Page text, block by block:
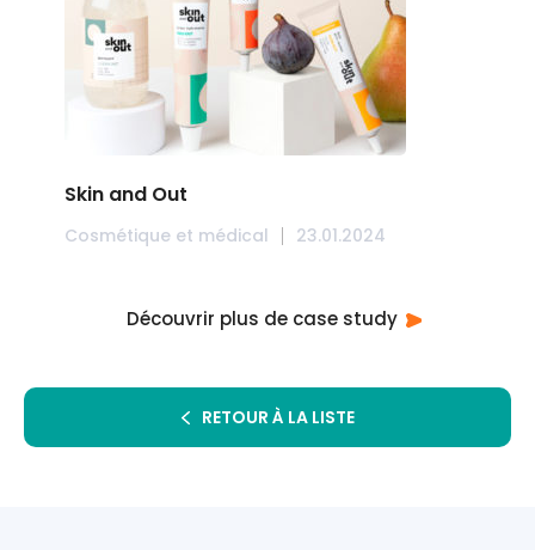
Skin and Out
Cosmétique et médical 23.01.2024
Découvrir plus de case study
RETOUR À LA LISTE